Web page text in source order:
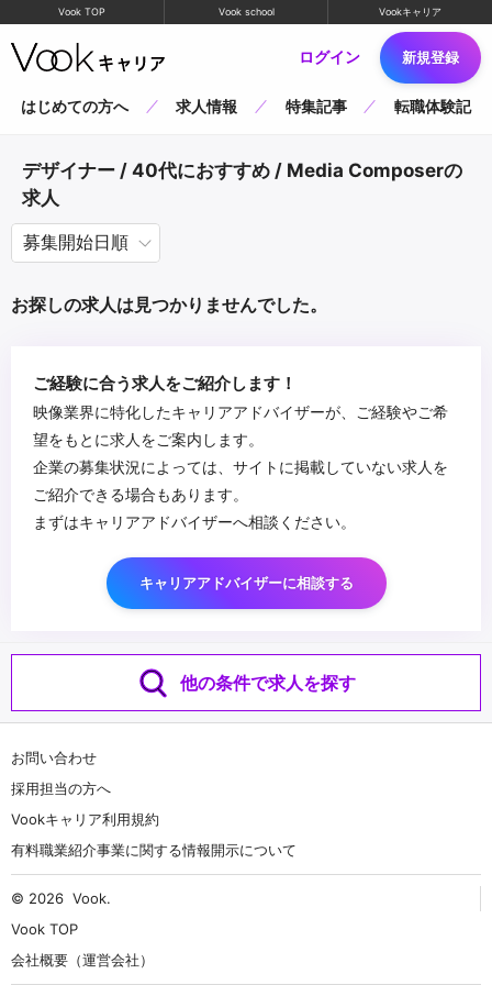
Vook TOP Vook school Vookキャリア
ログイン 新規登録
はじめての方へ 求人情報 特集記事 転職体験記
デザイナー / 40代におすすめ / Media Composerの
求人
お探しの求人は見つかりませんでした。
ご経験に合う求人をご紹介します！
映像業界に特化したキャリアアドバイザーが、ご経験やご希
望をもとに求人をご案内します。
企業の募集状況によっては、サイトに掲載していない求人を
ご紹介できる場合もあります。
まずはキャリアアドバイザーへ相談ください。
キャリアアドバイザーに相談する
他の条件で求人を探す
お問い合わせ
採用担当の方へ
Vookキャリア利用規約
有料職業紹介事業に関する情報開示について
© 2026 Vook.
Vook TOP
会社概要（運営会社）